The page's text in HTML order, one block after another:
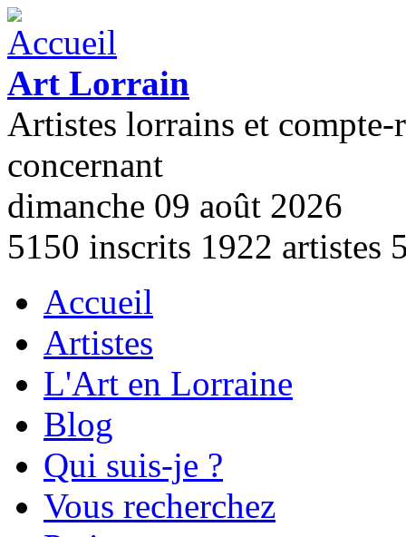
Aller au contenu principal
Art Lorrain
Artistes lorrains et compte-
concernant
dimanche 09 août 2026
5150 inscrits 1922 artistes
Menu principal
Accueil
Artistes
L'Art en Lorraine
Blog
Qui suis-je ?
Vous recherchez